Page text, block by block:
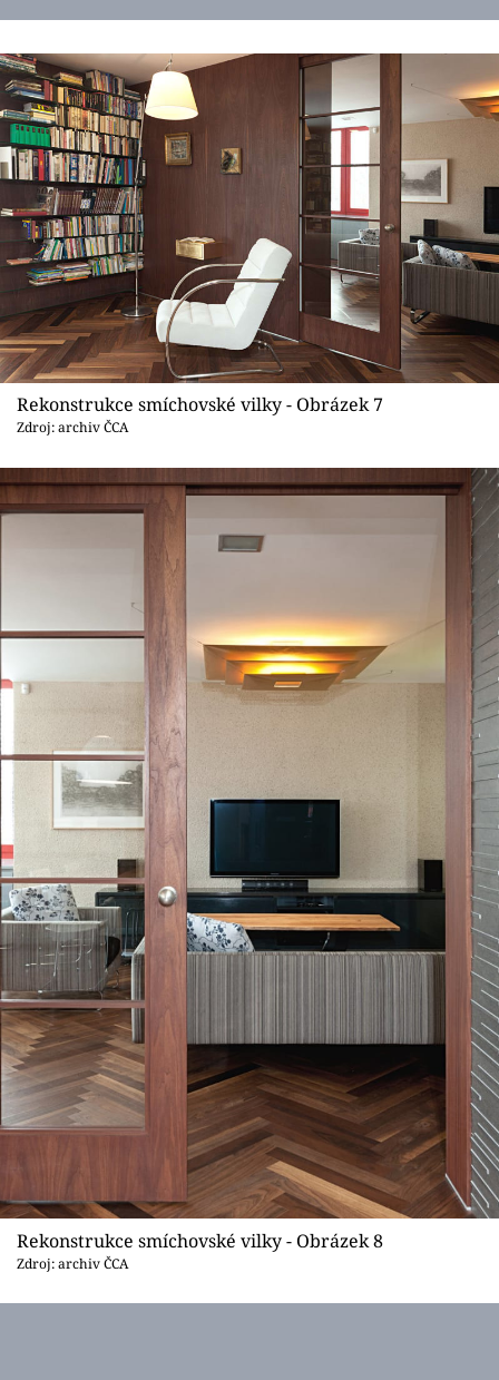
Rekonstrukce smíchovské vilky - Obrázek 7
Zdroj: archiv ČCA
Rekonstrukce smíchovské vilky - Obrázek 8
Zdroj: archiv ČCA